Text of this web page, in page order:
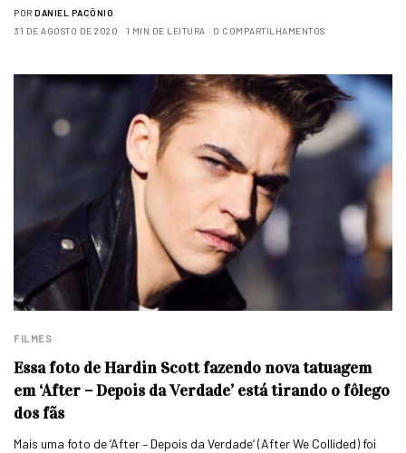
POR DANIEL PACÔNIO
31 DE AGOSTO DE 2020
1 MIN DE LEITURA 0 COMPARTILHAMENTOS
FILMES
Essa foto de Hardin Scott fazendo nova tatuagem
em ‘After – Depois da Verdade’ está tirando o fôlego
dos fãs
Mais uma foto de ‘After – Depois da Verdade‘ (After We Collided) foi